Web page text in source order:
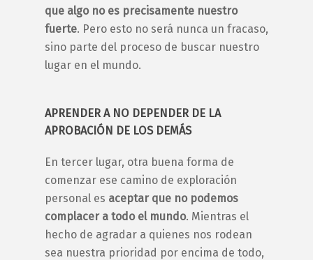
que algo no es precisamente nuestro
fuerte. Pero esto no será nunca un fracaso,
sino parte del proceso de buscar nuestro
lugar en el mundo.
APRENDER A NO DEPENDER DE LA
APROBACIÓN DE LOS DEMÁS
En tercer lugar, otra buena forma de
comenzar ese camino de exploración
personal es aceptar que no podemos
complacer a todo el mundo. Mientras el
hecho de agradar a quienes nos rodean
sea nuestra prioridad por encima de todo,